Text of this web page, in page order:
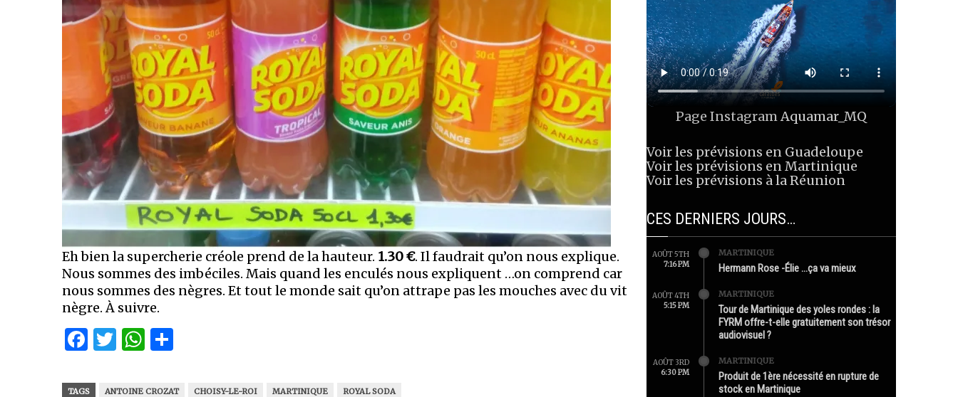
Eh bien la supercherie créole prend de la hauteur. 1.30 €. Il faudrait qu’on nous explique.
Nous sommes des imbéciles. Mais quand les enculés nous expliquent …on comprend car
nous sommes des nègres. Et tout le monde sait qu’on attrape pas les mouches avec du vit
nègre. À suivre.
Facebook
Twitter
WhatsApp
TAGS ANTOINE CROZAT CHOISY-LE-ROI MARTINIQUE ROYAL SODA
Page InstagramAquamar_MQ
Voir les prévisions en Guadeloupe
Voir les prévisions en Martinique
Voir les prévisions à la Réunion
CES DERNIERS JOURS…
AOÛT 5TH
7:16 PM
MARTINIQUE
Hermann Rose -Élie …ça va mieux
AOÛT 4TH
5:15 PM
MARTINIQUE
Tour de Martinique des yoles rondes : la
FYRM offre-t-elle gratuitement son trésor
audiovisuel ?
AOÛT 3RD
6:30 PM
MARTINIQUE
Produit de 1ère nécessité en rupture de
stock en Martinique